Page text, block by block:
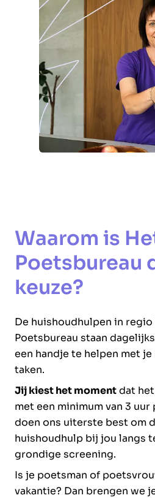
Waarom is
Poetsbureau
keuze?
De huishoudhulpen in
Poetsbureau staan
een handje te helpen met
taken.
Jij kiest het momentdat
met een minimum van 3 uur
doen ons uiterste best om
huishoudhulp bij jou langs
grondige screening.
Is je poetsman of
vakantie? Dan brengen we